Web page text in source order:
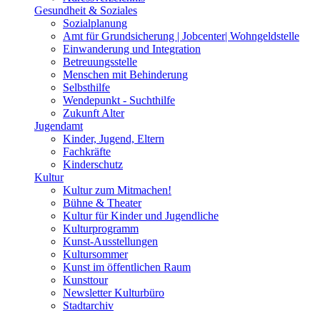
Gesundheit & Soziales
Sozialplanung
Amt für Grundsicherung | Jobcenter| Wohngeldstelle
Einwanderung und Integration
Betreuungsstelle
Menschen mit Behinderung
Selbsthilfe
Wendepunkt - Suchthilfe
Zukunft Alter
Jugendamt
Kinder, Jugend, Eltern
Fachkräfte
Kinderschutz
Kultur
Kultur zum Mitmachen!
Bühne & Theater
Kultur für Kinder und Jugendliche
Kulturprogramm
Kunst-Ausstellungen
Kultursommer
Kunst im öffentlichen Raum
Kunsttour
Newsletter Kulturbüro
Stadtarchiv